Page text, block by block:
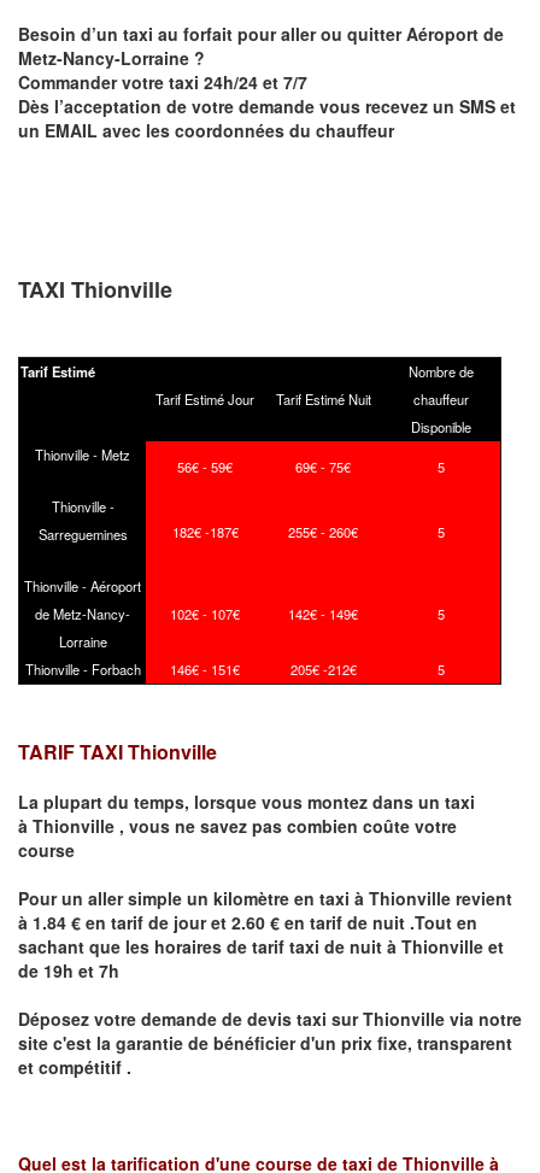
Besoin d’un taxi au forfait pour aller ou quitter Aéroport de
Metz-Nancy-Lorraine ?
Commander votre taxi 24h/24 et 7/7
Dès l’acceptation de votre demande vous recevez un SMS et
un EMAIL avec les coordonnées du chauffeur
TAXI Thionville
Tarif Estimé
Tarif Estimé Jour
Tarif Estimé Nuit
Nombre de
chauffeur
Disponible
Thionville - Metz
56€ - 59€ 69€ - 75€ 5
Thionville -
Sarreguemines
182€ -187€ 255€ - 260€ 5
Thionville - Aéroport
de Metz-Nancy-
Lorraine
102€ - 107€ 142€ - 149€ 5
Thionville - Forbach 146€ - 151€ 205€ -212€ 5
TARIF TAXI Thionville
La plupart du temps, lorsque vous montez dans un taxi
à Thionville , vous ne savez pas combien coûte votre
course
Pour un aller simple un kilomètre en taxi à Thionville revient
à 1.84 € en tarif de jour et 2.60 € en tarif de nuit .Tout en
sachant que les horaires de tarif taxi de nuit à Thionville et
de 19h et 7h
Déposez votre demande de devis taxi surThionville via notre
site c'est la garantie de bénéficier d'un prix fixe, transparent
et compétitif .
Quel est la tarification d'une course de taxi de Thionville à